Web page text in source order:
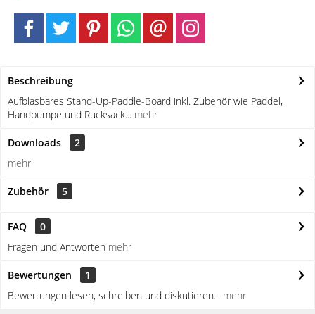
Beschreibung
Aufblasbares Stand-Up-Paddle-Board inkl. Zubehör wie Paddel,
Handpumpe und Rucksack... mehr
Downloads
2
mehr
Zubehör 5
FAQ
0
Fragen und Antworten mehr
Bewertungen
1
Bewertungen lesen, schreiben und diskutieren... mehr